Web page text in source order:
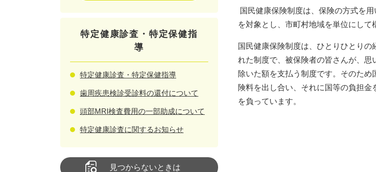
国民健康保険制度は、保険の方式を
を対象とし、市町村地域を単位にして
国民健康保険制度は、ひとりひとり
れた制度で、被保険者の皆さんが、
除いた額を支払う制度です。そのた
険料を出し合い、それに国等の負担
を負っています。
特定健康診査・特定保健指
導
特定健康診査・特定保健指導
歯周疾患検診受診料の還付について
頭部MRI検査費用の一部助成について
特定健康診査に関するお知らせ
見つからないときは